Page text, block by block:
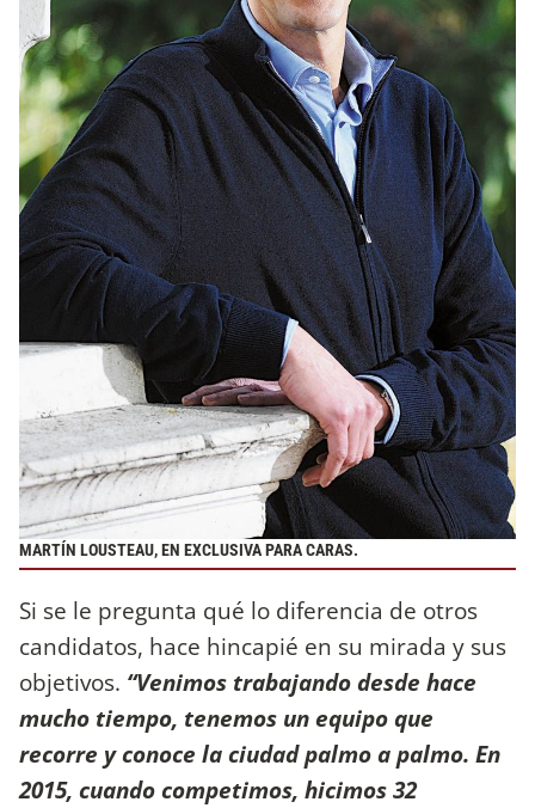
MARTÍN LOUSTEAU, EN EXCLUSIVA PARA CARAS.
Si se le pregunta qué lo diferencia de otros
candidatos, hace hincapié en su mirada y sus
objetivos. “Venimos trabajando desde hace
mucho tiempo, tenemos un equipo que
recorre y conoce la ciudad palmo a palmo. En
2015, cuando competimos, hicimos 32